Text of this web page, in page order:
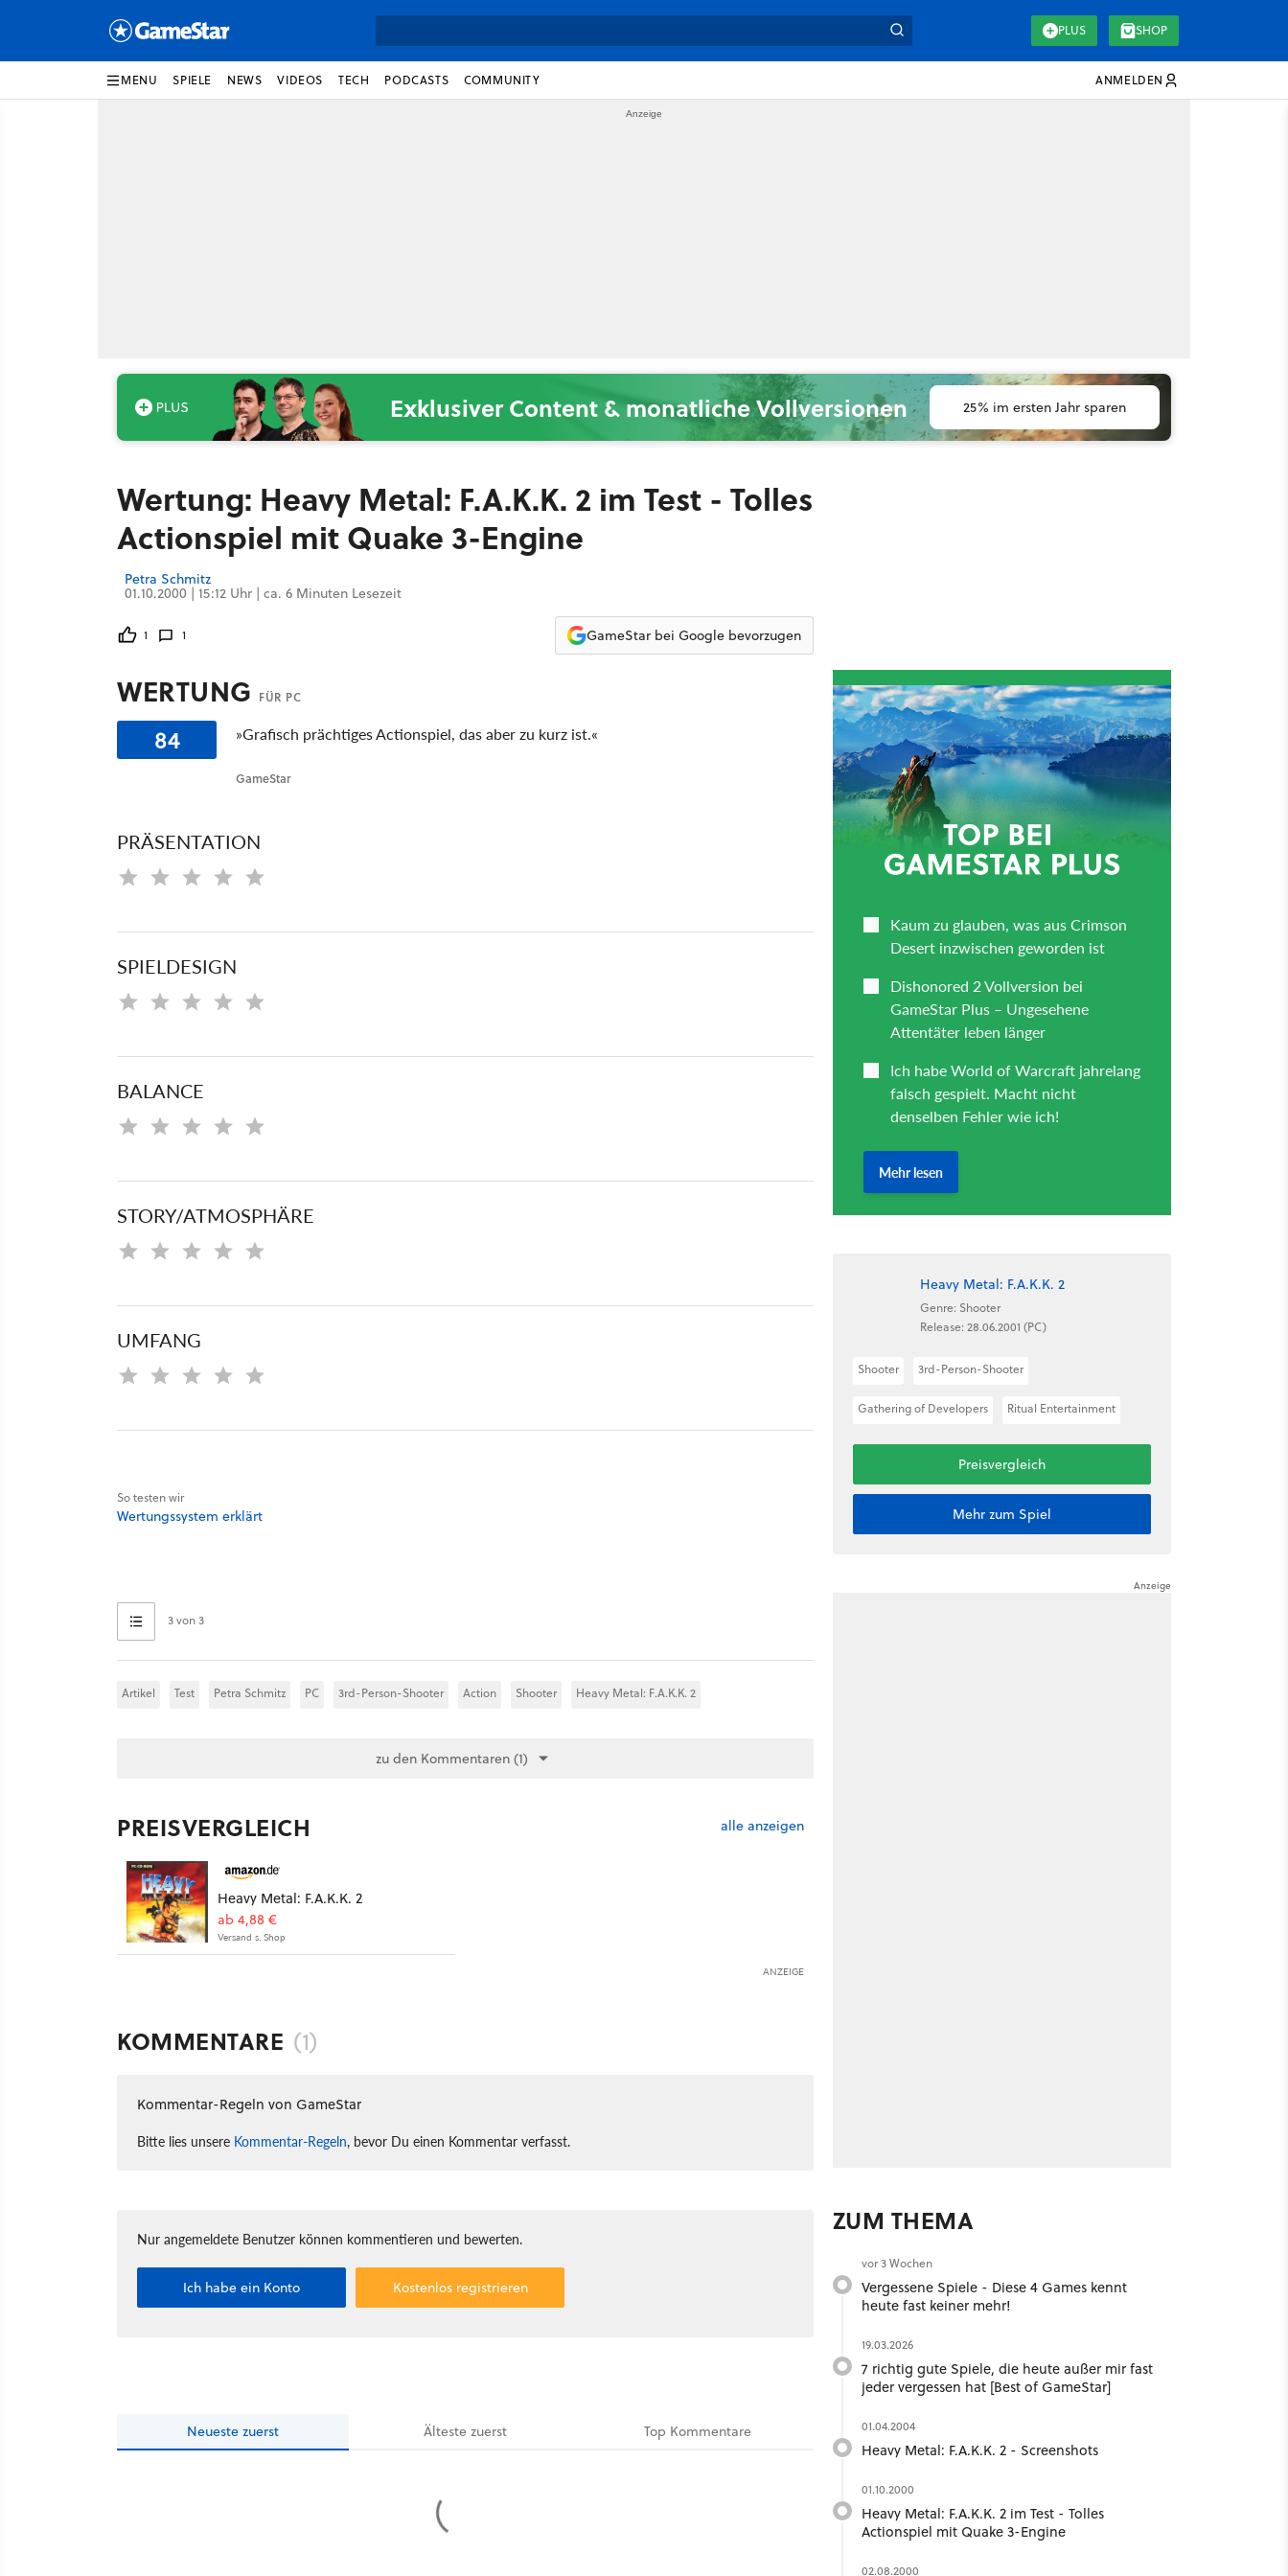
PLUS SHOP
MENU SPIELE NEWS VIDEOS TECH PODCASTS COMMUNITY ANMELDEN
Exklusiver Content & monatliche Vollversionen 25% im ersten Jahr sparen
Wertung: Heavy Metal: F.A.K.K. 2 im Test - Tolles
Actionspiel mit Quake 3-Engine
Petra Schmitz
01.10.2000 | 15:12 Uhr | ca. 6 Minuten Lesezeit
1 1 GameStar bei Google bevorzugen
WERTUNG FÜR PC
84 »Grafisch prächtiges Actionspiel, das aber zu kurz ist.«
GameStar
PRÄSENTATION
SPIELDESIGN
BALANCE
STORY/ATMOSPHÄRE
UMFANG
So testen wir
Wertungssystem erklärt
3 von 3
Artikel Test Petra Schmitz PC 3rd-Person-Shooter Action Shooter Heavy Metal: F.A.K.K. 2
zu den Kommentaren (1)
PREISVERGLEICH alle anzeigen
Heavy Metal: F.A.K.K. 2
ab 4,88 €
Versand s. Shop
ANZEIGE
KOMMENTARE (1)
Kommentar-Regeln von GameStar
Bitte lies unsere Kommentar-Regeln, bevor Du einen Kommentar verfasst.
Nur angemeldete Benutzer können kommentieren und bewerten.
Ich habe ein Konto Kostenlos registrieren
Neueste zuerst Ältestezuerst Top Kommentare
Heavy Metal: F.A.K.K. 2
Genre: Shooter
Release: 28.06.2001 (PC)
Shooter 3rd-Person-Shooter
Gathering of Developers Ritual Entertainment
Preisvergleich
Mehr zum Spiel
ZUM THEMA
vor 3 Wochen
Vergessene Spiele - Diese 4 Games kennt
heute fast keiner mehr!
19.03.2026
7 richtig gute Spiele, die heute außer mir fast
jeder vergessen hat [Best of GameStar]
01.04.2004
Heavy Metal: F.A.K.K. 2 - Screenshots
01.10.2000
Heavy Metal: F.A.K.K. 2 im Test - Tolles
Actionspiel mit Quake 3-Engine
02.08.2000